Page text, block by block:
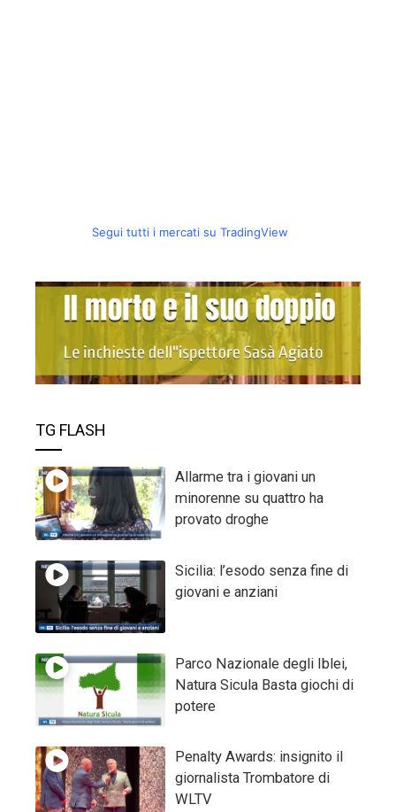
Segui tutti i mercati su TradingView
TG FLASH
Allarme tra i giovani un
minorenne su quattro ha
provato droghe
Sicilia: l’esodo senza fine di
giovani e anziani
Parco Nazionale degli Iblei,
Natura Sicula Basta giochi di
potere
Penalty Awards: insignito il
giornalista Trombatore di
WLTV